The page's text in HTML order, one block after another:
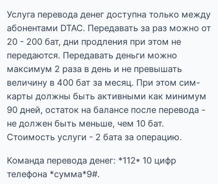
Услуга перевода денег доступна только между
абонентами DTAC. Передавать за раз можно от
20 - 200 бат, дни продления при этом не
передаются. Передавать деньги можно
максимум 2 раза в день и не превышать
величину в 400 бат за месяц. При этом сим-
карты должны быть активными как минимум
90 дней, остаток на балансе после перевода -
не должен быть меньше, чем 10 бат.
Стоимость услуги - 2 бата за операцию.
Команда перевода денег: *112* 10 цифр
телефона *сумма*9#.